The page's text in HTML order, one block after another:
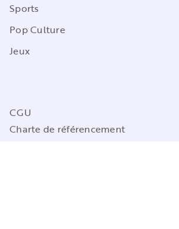
Sports
Pop Culture
Jeux
CGU
Charte de référencement